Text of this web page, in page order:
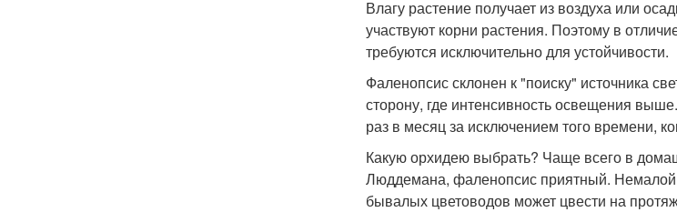
Влагу растение получает из воздуха или
участвуют корни растения. Поэтому в
требуются исключительно для устойчивости.
Фаленопсис склонен к "поиску" источника
сторону, где интенсивность освещения
раз в месяц за исключением того времени,
Какую орхидею выбрать? Чаще всего в
Люддемана, фаленопсис приятный. Немалой
бывалых цветоводов может цвести на